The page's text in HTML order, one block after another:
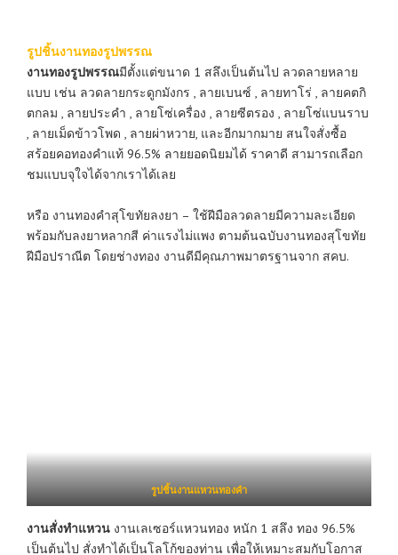
รูปชิ้นงานทองรูปพรรณ
งานทองรูปพรรณมีตั้งแต่ขนาด 1 สลึงเป็นต้นไป ลวดลายหลาย
แบบ เช่น ลวดลายกระดูกมังกร , ลายเบนซ์ , ลายทาโร่ , ลายคตกิ
ตกลม , ลายประคำ , ลายโซ่เครื่อง , ลายซีตรอง , ลายโซ่แบนราบ
, ลายเม็ดข้าวโพด , ลายผ่าหวาย, และอีกมากมาย สนใจสั่งซื้อ
สร้อยคอทองคำแท้ 96.5% ลายยอดนิยมได้ ราคาดี สามารถเลือก
ชมแบบจุใจได้จากเราได้เลย
หรือ งานทองคำสุโขทัยลงยา – ใช้ฝีมือลวดลายมีความละเอียด
พร้อมกับลงยาหลากสี ค่าแรงไม่แพง ตามต้นฉบับงานทองสุโขทัย
ฝีมือปราณีต โดยช่างทอง งานดีมีคุณภาพมาตรฐานจาก สคบ.
รูปชิ้นงานแหวนทองคำ
งานสั่งทำแหวน งานเลเซอร์แหวนทอง หนัก 1 สลึง ทอง 96.5%
เป็นต้นไป สั่งทำได้เป็นโลโก้ของท่าน เพื่อให้เหมาะสมกับโอกาส